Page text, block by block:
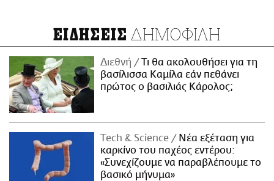
ΕΙΔΗΣΕΙΣ ΔΗΜΟΦΙΛΗ
Διεθνή
Τι θα ακολουθήσει για τη
βασίλισσα Καμίλα εάν πεθάνει
πρώτος ο βασιλιάς Κάρολος;
Τech & Science
Νέα εξέταση για
καρκίνο του παχέος εντέρου:
«Συνεχίζουμε να παραβλέπουμε το
βασικό μήνυμα»